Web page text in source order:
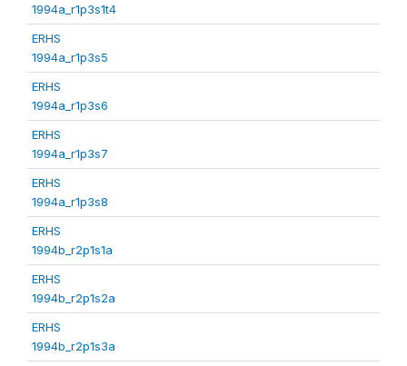
1994a_r1p3s1t4
ERHS
1994a_r1p3s5
ERHS
1994a_r1p3s6
ERHS
1994a_r1p3s7
ERHS
1994a_r1p3s8
ERHS
1994b_r2p1s1a
ERHS
1994b_r2p1s2a
ERHS
1994b_r2p1s3a